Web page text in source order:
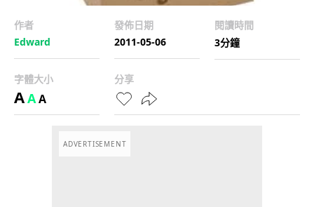
作者
Edward
發佈日期
2011-05-06
閱讀時間
3分鐘
字體大小
AAA
分享
ADVERTISEMENT